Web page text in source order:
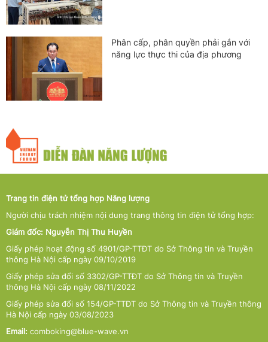
Phân cấp, phân quyền phải gắn với
năng lực thực thi của địa phương
Trang tin điện tử tổng hợp Năng lượng
Người chịu trách nhiệm nội dung trang thông tin điện tử tổng hợp:
Giám đốc: Nguyễn Thị Thu Huyền
Giấy phép hoạt động số 4901/GP-TTĐT do Sở Thông tin và Truyền
thông Hà Nội cấp ngày 09/10/2019
Giấy phép sửa đổi số 3302/GP-TTĐT do Sở Thông tin và Truyền
thông Hà Nội cấp ngày 08/11/2022
Giấy phép sửa đổi số 154/GP-TTĐT do Sở Thông tin và Truyền thông
Hà Nội cấp ngày 03/08/2023
Email: comboking@blue-wave.vn